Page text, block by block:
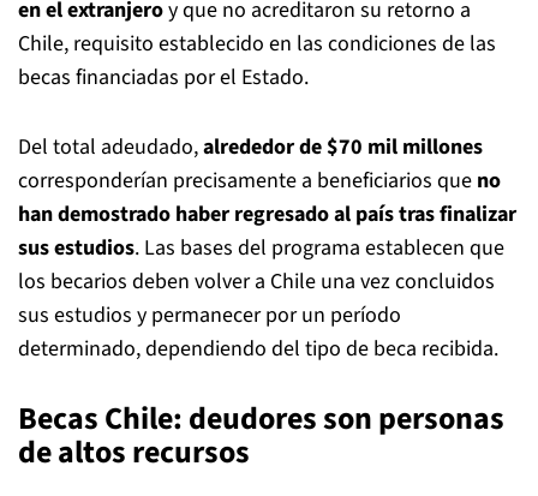
en el extranjeroy que no acreditaron su retorno a
Chile, requisito establecido en las condiciones de las
becas financiadas por el Estado.
Del total adeudado,alrededor de $70 mil millones
corresponderían precisamente a beneficiarios que no
han demostrado haber regresado al país tras finalizar
sus estudios. Las bases del programa establecen que
los becarios deben volver a Chile una vez concluidos
sus estudios y permanecer por un período
determinado, dependiendo del tipo de beca recibida.
Becas Chile: deudores son personas
de altos recursos